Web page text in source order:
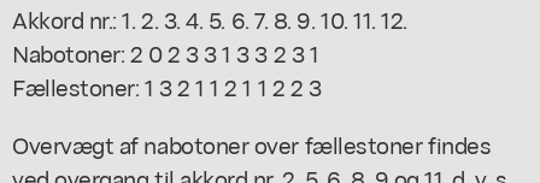
Akkord nr.: 1. 2. 3. 4. 5. 6. 7. 8. 9. 10. 11. 12.
Nabotoner: 2 0 2 3 3 1 3 3 2 3 1
Fællestoner: 1 3 2 1 1 2 1 1 2 2 3
Overvægt af nabotoner over fællestoner findes